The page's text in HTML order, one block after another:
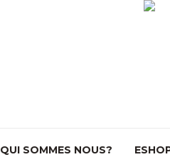
QUI SOMMES NOUS?